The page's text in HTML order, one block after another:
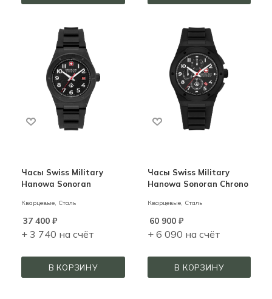
Часы Swiss Military
Hanowa Sonoran
Кварцевые, Сталь
37 400 ₽
+ 3 740 на счёт
В КОРЗИНУ
Часы Swiss Military
Hanowa Sonoran Chrono
Кварцевые, Сталь
60 900₽
+ 6 090 на счёт
В КОРЗИНУ